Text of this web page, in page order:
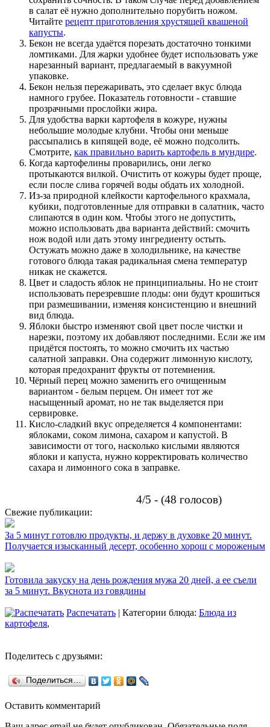
в салат её нужно дополнительно порубить ножом.
Читайте рецепт приготовления хрустящей квашеной
капусты.
Бекон не всегда удаётся порезать достаточно тонкими
ломтиками. Для жарки удобнее будет использовать уже
нарезанный вариант, предлагаемый в вакуумной
упаковке.
Бекон нельзя пережаривать, это сделает вкус блюда
намного грубее. Показатель готовности - ставшие
прозрачными прослойки жира.
Для удобства варки картофеля в кожуре, нужны
небольшие молодые клубни. Чтобы они меньше
рассыпались в кипящей воде, её можно подсолить.
Смотрите, как правильно варить картофель в мундире.
Когда картофелины проварились, они легко
протыкаются вилкой. Очистить от кожуры будет проще,
если после слива горячей воды обдать их холодной.
Из-за природной клейкости картофельного крахмала,
кубики, подготовленные для отправки в салатник, часто
слипаются в один ком. Чтобы этого не допустить,
можно использовать два варианта действий: смочить
нож водой или дать этому ингредиенту остыть.
Остужать можно даже в холодильнике, на качестве
готового блюда такая радикальная смена температур
никак не скажется.
Цвет и сладость яблок не принципиальны. Но не стоит
использовать перезревшие плоды: они будут крошиться
при размешивании, изменяя консистенцию и внешний
вид блюда.
Яблоки быстро изменяют свой цвет после чистки и
нарезки, поэтому их добавляют последними. Если же им
придётся постоять, то можно смочить их частью
салатной заправки. Она содержит лимонную кислоту,
которая предохранит фрукты от потемнения.
Чёрный перец можно заменить его очищенным
вариантом - белым перцем. Он имеет тот же
насыщенный аромат, но не так выделяется при
сервировке.
Кисло-сладкий вкус определяется 4 компонентами:
яблоками, соком лимона, сахаром и капустой. В
зависимости от того, насколько кислыми являются
яблоки и капуста, нужно корректировать количество
сахара и лимонного сока в заправке.
4/5 - (48 голосов)
Свежие публикации:
За 5 минут готовлю продукты, и держу в духовке 20 минут.
Получается изысканный десерт, особенно хорош с мороженым
Готовила закуску на день рождения мужа 20 дней, а ее съели
за 5 минут. Вкуснота из говядины
Распечатать | Категории блюда: Блюда из
картофеля,
Поделитесь с друзьями:
Поделиться…
Оставить комментарий